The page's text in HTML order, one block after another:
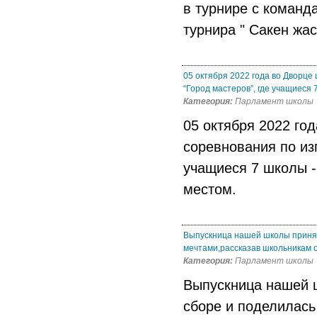
в турнире с
турнира " Сакен
05 октября 2022 года во
“Город мастеров”, где
Категория: Парламент школы
05 октября 2022
соревнования по
учащиеся 7 школы
местом.
Выпускница нашей школы
мечтами,рассказав школьникам
Категория: Парламент школы
Выпускница нашей
сборе и